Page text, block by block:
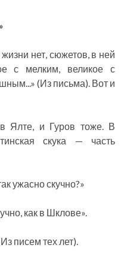
нет, сюжетов, в ней
с мелким, великое с
(Из письма). Вот и
Ялте, и Гуров тоже. В
скука — часть
ужасно скучно?»
как в Шклове».
писем тех лет).